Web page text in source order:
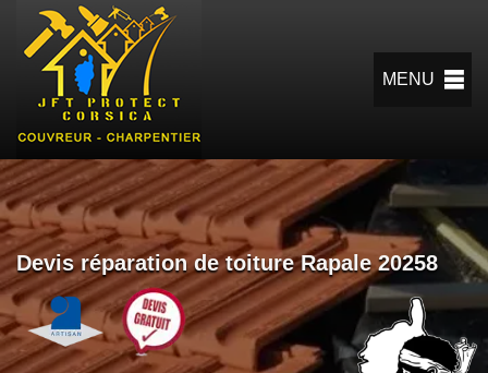
MENU
Devis réparation de toiture Rapale 20258